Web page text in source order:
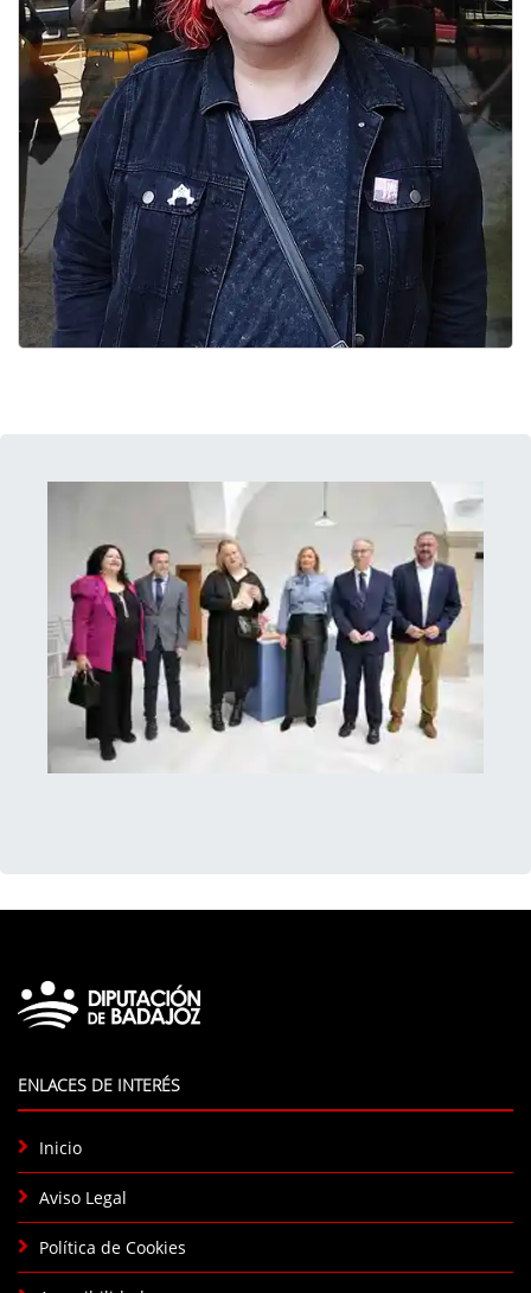
ENLACES DE INTERÉS
Inicio
Aviso Legal
Política de Cookies